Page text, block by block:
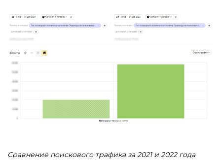
Сравнение поискового трафика за 2021 и 2022 года